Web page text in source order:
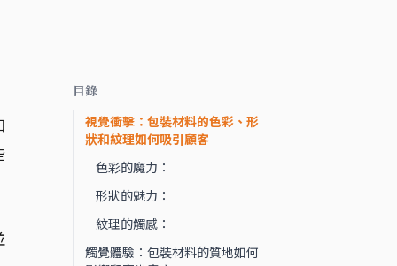
目錄
視覺衝擊：包裝材料的色彩、形
狀和紋理如何吸引顧客
色彩的魔力：
形狀的魅力：
紋理的觸感：
觸覺體驗：包裝材料的質地如何